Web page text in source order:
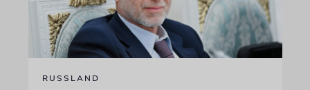
RUSSLAND